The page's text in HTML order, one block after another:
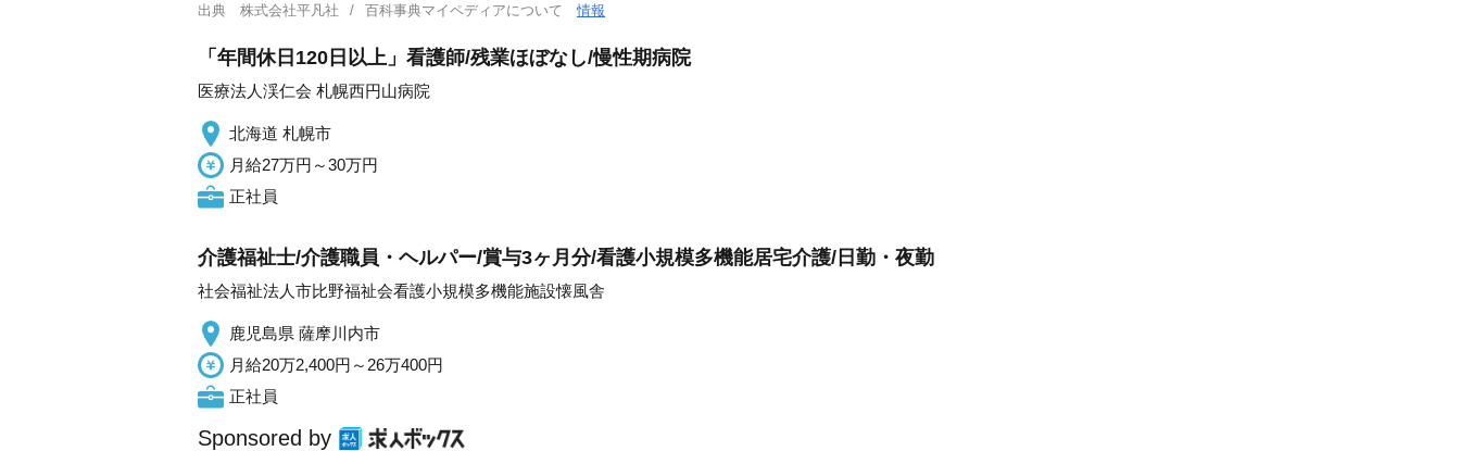
出典 株式会社平凡社 百科事典マイペディアについて情報
「年間休日120日以上」看護師/残業ほぼなし/慢性期病院
医療法人渓仁会 札幌西円山病院
北海道 札幌市
月給27万円～30万円
正社員
介護福祉士/介護職員・ヘルパー/賞与3ヶ月分/看護小規模多機能居宅介護/日勤・夜勤
社会福祉法人市比野福祉会看護小規模多機能施設懐風舎
鹿児島県 薩摩川内市
月給20万2,400円～26万400円
正社員
Sponsored by